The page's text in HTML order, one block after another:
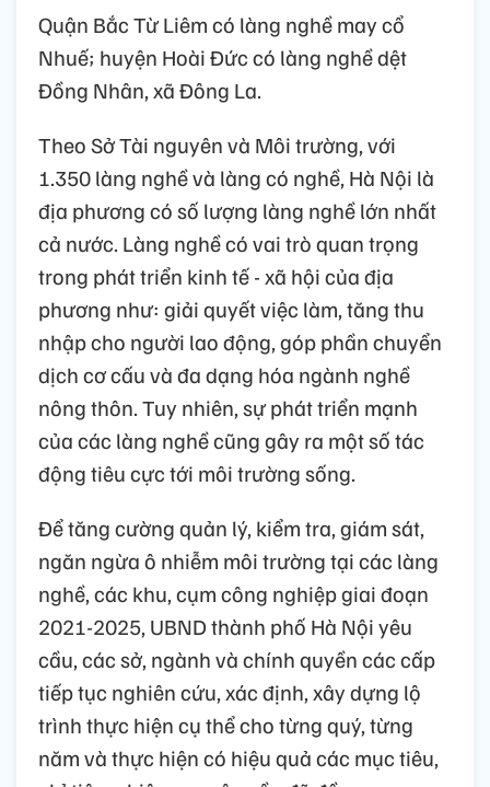
Quận Bắc Từ Liêm có làng nghề may cổ
Nhuế; huyện Hoài Đức có làng nghề dệt
Đồng Nhân, xã Đông La.
Theo Sở Tài nguyên và Môi trường, với
1.350 làng nghề và làng có nghề, Hà Nội là
địa phương có số lượng làng nghề lớn nhất
cả nước. Làng nghề có vai trò quan trọng
trong phát triển kinh tế - xã hội của địa
phương như: giải quyết việc làm, tăng thu
nhập cho người lao động, góp phần chuyển
dịch cơ cấu và đa dạng hóa ngành nghề
nông thôn. Tuy nhiên, sự phát triển mạnh
của các làng nghề cũng gây ra một số tác
động tiêu cực tới môi trường sống.
Để tăng cường quản lý, kiểm tra, giám sát,
ngăn ngừa ô nhiễm môi trường tại các làng
nghề, các khu, cụm công nghiệp giai đoạn
2021-2025, UBND thành phố Hà Nội yêu
cầu, các sở, ngành và chính quyền các cấp
tiếp tục nghiên cứu, xác định, xây dựng lộ
trình thực hiện cụ thể cho từng quý, từng
năm và thực hiện có hiệu quả các mục tiêu,